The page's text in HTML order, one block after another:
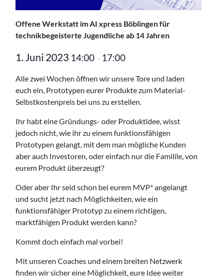
Offene Werkstatt im AI xpress Böblingen für
technikbegeisterte Jugendliche ab 14 Jahren
1. Juni 2023 14:00 – 17:00
Alle zwei Wochen öffnen wir unsere Tore und laden
euch ein, Prototypen eurer Produkte zum Material-
Selbstkostenpreis bei uns zu erstellen.
Ihr habt eine Gründungs- oder Produktidee, wisst
jedoch nicht, wie ihr zu einem funktionsfähigen
Prototypen gelangt, mit dem man mögliche Kunden
aber auch Investoren, oder einfach nur die Familile, von
eurem Produkt überzeugt?
Oder aber Ihr seid schon bei eurem MVP* angelangt
und sucht jetzt nach Möglichkeiten, wie ein
funktionsfähiger Prototyp zu einem richtigen,
marktfähigen Produkt werden kann?
Kommt doch einfach mal vorbei!
Mit unseren Coaches und einem breiten Netzwerk
finden wir sicher eine Möglichkeit, eure Idee weiter